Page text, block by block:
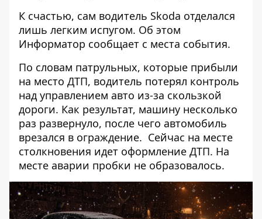
К счастью, сам водитель Skoda отделался
лишь легким испугом. Об этом
Информатор сообщает с места события.
По словам патрульных, которые прибыли
на место ДТП, водитель потерял контроль
над управлением авто из-за скользкой
дороги. Как результат, машину несколько
раз развернуло, после чего автомобиль
врезался в ограждение. Сейчас на месте
столкновения идет оформление ДТП. На
месте аварии пробки не образовалось.